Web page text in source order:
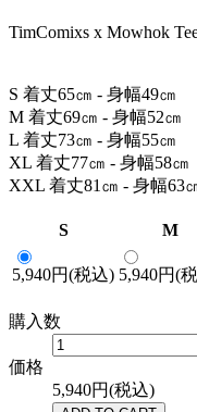
TimComixs x Mowhok
S 着丈65㎝ - 身幅49㎝
M 着丈69㎝ - 身幅52㎝
L 着丈73㎝ - 身幅55㎝
XL 着丈77㎝ - 身幅58㎝
XXL 着丈81㎝ - 身幅63
S M
5,940円(税込) 5,940円(
購入数
価格
5,940円(税込)